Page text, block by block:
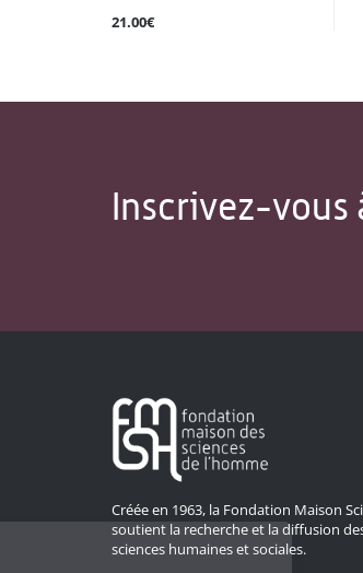
21.00€
Inscrivez-
Créée en 1963, la Fondation Maison
soutient la recherche et la diffusion
sciences humaines et sociales.